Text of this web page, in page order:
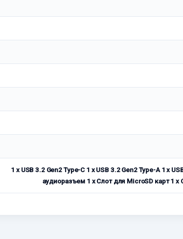
1 x USB 3.2 Gen2 Type-C 1 x USB 3.2 Gen2 Type-A 1 x
аудиоразъем 1 x Слот для MicroSD карт 1